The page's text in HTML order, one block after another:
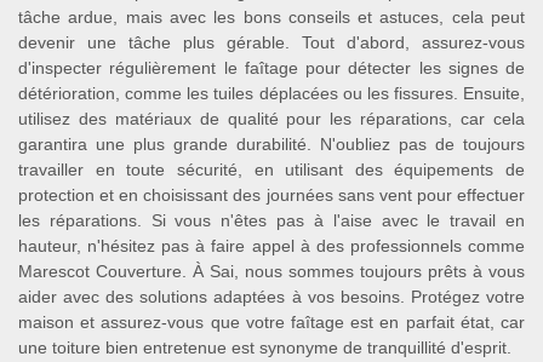
tâche ardue, mais avec les bons conseils et astuces, cela peut
devenir une tâche plus gérable. Tout d'abord, assurez-vous
d'inspecter régulièrement le faîtage pour détecter les signes de
détérioration, comme les tuiles déplacées ou les fissures. Ensuite,
utilisez des matériaux de qualité pour les réparations, car cela
garantira une plus grande durabilité. N'oubliez pas de toujours
travailler en toute sécurité, en utilisant des équipements de
protection et en choisissant des journées sans vent pour effectuer
les réparations. Si vous n'êtes pas à l'aise avec le travail en
hauteur, n'hésitez pas à faire appel à des professionnels comme
Marescot Couverture. À Sai, nous sommes toujours prêts à vous
aider avec des solutions adaptées à vos besoins. Protégez votre
maison et assurez-vous que votre faîtage est en parfait état, car
une toiture bien entretenue est synonyme de tranquillité d'esprit.